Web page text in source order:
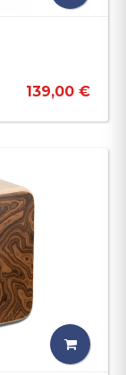
139,00 €